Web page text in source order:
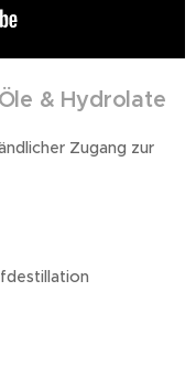
& Hydrolate
Zugang zur